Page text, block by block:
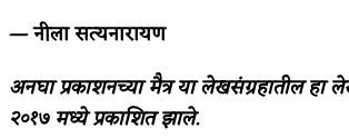
— नीला सत्यनारायण
अनघा प्रकाशनच्या मैत्र या लेखसंग्रहातील हा
२०१७ मध्ये प्रकाशित झाले.